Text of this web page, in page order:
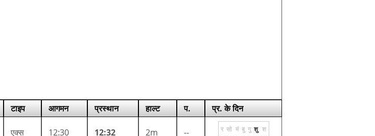
टाइप आगमन प्रस्थान हाल्ट प. प्र. के दिन
एक्स 12:30 12:32 2m -- र सो मं बु गु शु श